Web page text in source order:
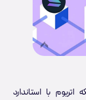
با استاندارد